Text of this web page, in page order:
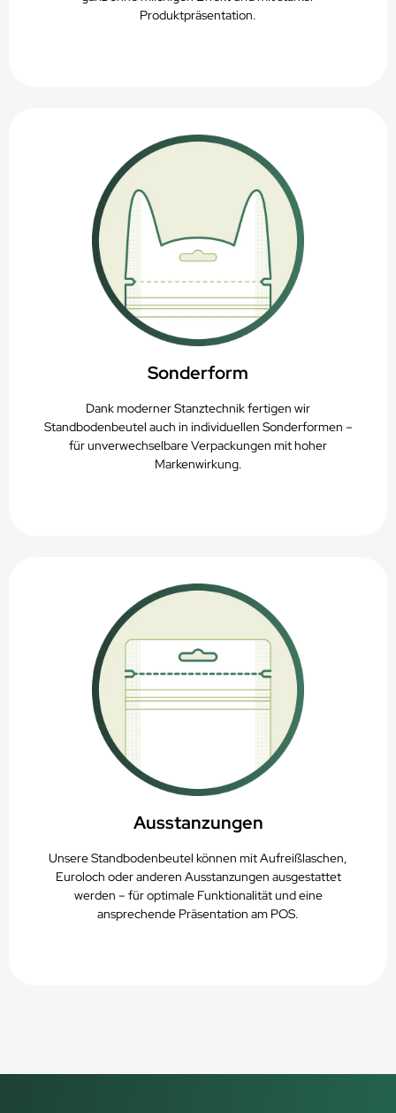
Produktpräsentation.
Sonderform
Dank moderner Stanztechnik fertigen wir
Standbodenbeutel auch in individuellen Sonderformen –
für unverwechselbare Verpackungen mit hoher
Markenwirkung.
Ausstanzungen
Unsere Standbodenbeutel können mit Aufreißlaschen,
Euroloch oder anderen Ausstanzungen ausgestattet
werden – für optimale Funktionalität und eine
ansprechende Präsentation am POS.